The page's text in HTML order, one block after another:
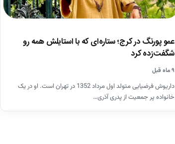
عمو پورنگ در کرج؛ ستاره‌ای که با استایلش همه رو
شگفت‌زده کرد
۹ ماه قبل
داریوش فرضیایی متولد اول مرداد 1352 در تهران است. او در یک
خانواده پر جمعیت از پدری آذری…